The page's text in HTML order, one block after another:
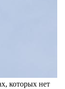
которых нет